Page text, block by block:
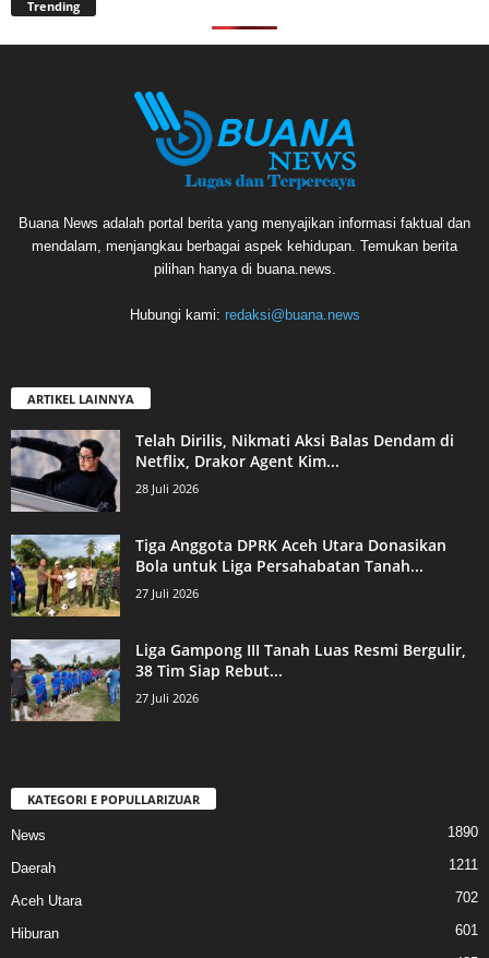
Trending
Buana News adalah portal berita yang menyajikan informasi faktual dan
mendalam, menjangkau berbagai aspek kehidupan. Temukan berita
pilihan hanya di buana.news.
Hubungi kami: redaksi@buana.news
ARTIKEL LAINNYA
Telah Dirilis, Nikmati Aksi Balas Dendam di
Netflix, Drakor Agent Kim...
28 Juli 2026
Tiga Anggota DPRK Aceh Utara Donasikan
Bola untuk Liga Persahabatan Tanah...
27 Juli 2026
Liga Gampong III Tanah Luas Resmi Bergulir,
38 Tim Siap Rebut...
27 Juli 2026
KATEGORI E POPULLARIZUAR
News 1890
Daerah 1211
Aceh Utara 702
Hiburan 601